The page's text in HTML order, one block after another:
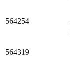
564254
564319